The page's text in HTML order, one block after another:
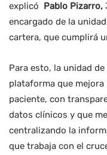
explicó Pablo Pizarro,
encargado de la
cartera, que cumplirá
Para esto, la unidad
plataforma que
paciente, con
datos clínicos y que
centralizando la
que trabaja con el